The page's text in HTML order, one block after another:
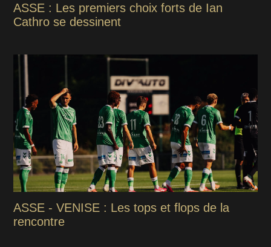
ASSE : Les premiers choix forts de Ian
Cathro se dessinent
ASSE - VENISE : Les tops et flops de la
rencontre